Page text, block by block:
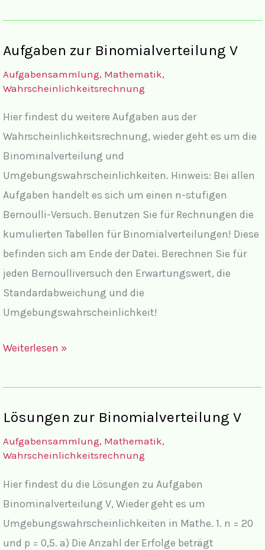
Aufgaben
Hypothesentest
I
dem
grafikfähigen
Taschenrechner
Casio
fx-
CG50
und
Casio
fx-
CG20
Aufgaben zur Binomialverteilung V
Aufgabensammlung, Mathematik,
Wahrscheinlichkeitsrechnung
Hier findest du weitere Aufgaben aus der
Wahrscheinlichkeitsrechnung, wieder geht es um die
Binominalverteilung und
Umgebungswahrscheinlichkeiten. Hinweis: Bei allen
Aufgaben handelt es sich um einen n-stufigen
Bernoulli-Versuch. Benutzen Sie für Rechnungen die
kumulierten Tabellen für Binomialverteilungen! Diese
befinden sich am Ende der Datei. Berechnen Sie für
jeden Bernoulliversuch den Erwartungswert, die
Standardabweichung und die
Umgebungswahrscheinlichkeit!
Aufgaben
Binomialverteilung
Weiterlesen »
Lösungen zur Binomialverteilung V
Aufgabensammlung, Mathematik,
Wahrscheinlichkeitsrechnung
Hier findest du die Lösungen zu Aufgaben
Binominalverteilung V, Wieder geht es um
Umgebungswahrscheinlichkeiten in Mathe. 1. n = 20
und p = 0,5. a) Die Anzahl der Erfolge beträgt